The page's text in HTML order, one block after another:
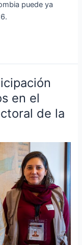
puede ya
en el
de la